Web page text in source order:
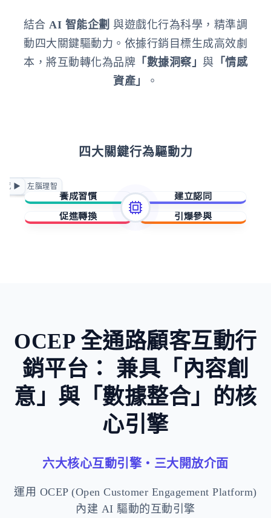
結合 AI 智能企劃 與遊戲化行為科學，精準調
動四大關鍵驅動力。依據行銷目標生成高效劇
本，將互動轉化為品牌 「數據洞察」 與 「情感
資產」
。
四大關鍵行為驅動力
正向賦能
急迫驅動
◀ 左腦理智
感 ▶
養成習慣
擁有與成就
建立認同
歸屬與賦能
促進轉換 引爆參與
OCEP 全通路顧客互動行
銷平台： 兼具「內容創
意」與「數據整合」的核
心引擎
六大核心互動引擎・三大開放介面
運用 OCEP (Open Customer Engagement Platform)
內建 AI 驅動的互動引擎